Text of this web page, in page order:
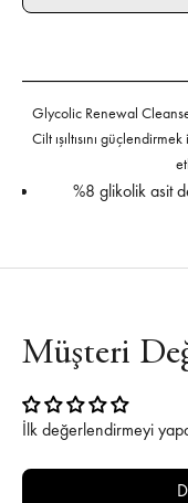
Glycolic Renewal
Cilt ışıltısını
%8 glikolik asit
Müşteri
İlk değerlendirmeyi